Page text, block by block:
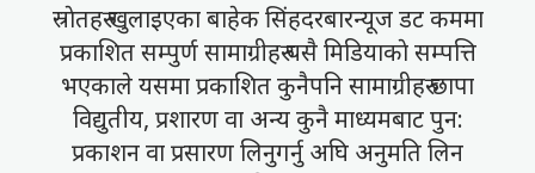
स्राेतहरु खुलाइएका बाहेक सिंहदरबारन्यूज डट कममा
प्रकाशित सम्पुर्ण सामाग्रीहरु यसै मिडियाकाे सम्पत्ति
भएकाले यसमा प्रकाशित कुनैपनि सामाग्रीहरु छापा
विद्युतीय, प्रशारण वा अन्य कुनै माध्यमबाट पुन:
प्रकाशन वा प्रसारण लिनुगर्नु अघि अनुमति लिन